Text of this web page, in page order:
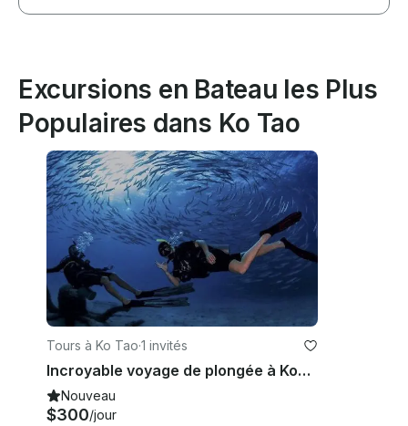
Excursions en Bateau les Plus
Populaires dans Ko Tao
Tours à Ko Tao·1 invités
Incroyable voyage de plongée à Koh Tao, en Thaïlande
Nouveau
$300/jour